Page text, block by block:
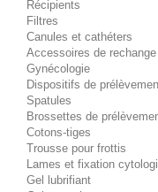
Récipients
Filtres
Canules et cathéters
Accessoires de
Gynécologie
Dispositifs de
Spatules
Brossettes de
Cotons-tiges
Trousse pour frottis
Lames et fixation
Gel lubrifiant